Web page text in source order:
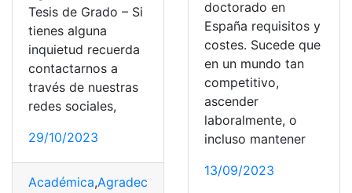
Tesis de Grado – Si
tienes alguna
inquietud recuerda
contactarnos a
través de nuestras
redes sociales,
29/10/2023
Académica,Agradecimientos Dedicatoria
doctorado en
España requisitos y
costes. Sucede que
en un mundo tan
competitivo,
ascender
laboralmente, o
incluso mantener
13/09/2023